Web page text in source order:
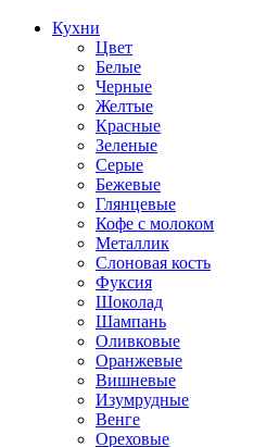
Кухни
Цвет
Белые
Черные
Желтые
Красные
Зеленые
Серые
Бежевые
Глянцевые
Кофе с молоком
Металлик
Слоновая кость
Фуксия
Шоколад
Шампань
Оливковые
Оранжевые
Вишневые
Изумрудные
Венге
Ореховые